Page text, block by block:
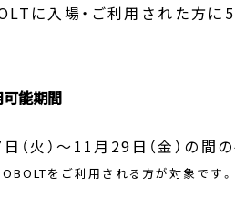
に入場・ご利用された方
能期間
（火）～11月29日（金）の間
をご利用される方が対象です